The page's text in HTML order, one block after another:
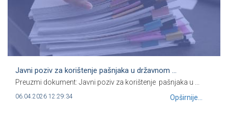
Javni poziv za korištenje pašnjaka u državnom ...
Preuzmi dokument: Javni poziv za korištenje pašnjaka u ...
06.04.2026 12:29:34 Opširnije...